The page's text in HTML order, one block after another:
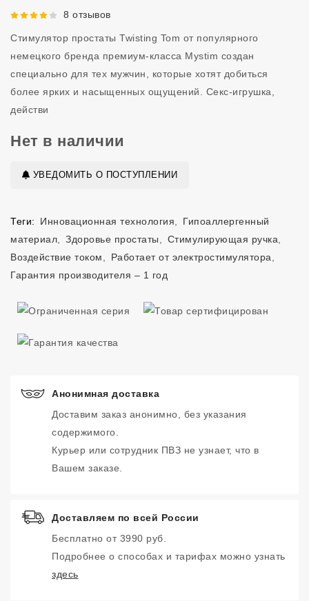
Рейтинг 4 из 5.8 отзывов
Стимулятор простаты Twisting Tom от популярного
немецкого бренда премиум-класса Mystim создан
специально для тех мужчин, которые хотят добиться
более ярких и насыщенных ощущений. Секс-игрушка,
действи
Нет в наличии
УВЕДОМИТЬ О ПОСТУПЛЕНИИ
Теги: Инновационная технология
Гипоаллергенный
материал
Здоровье простаты Стимулирующая ручка
Воздействие током
Работает от электростимулятора
Гарантия производителя – 1 год
Анонимная доставка
Доставим заказ анонимно, без указания
содержимого.
Курьер или сотрудник ПВЗ не узнает, что в
Вашем заказе.
Доставляем по всей России
Бесплатно от 3990 руб.
Подробнее о способах и тарифах можно узнать
здесь